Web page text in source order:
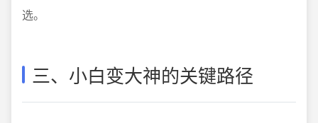
选。
三、小白变大神的关键路径